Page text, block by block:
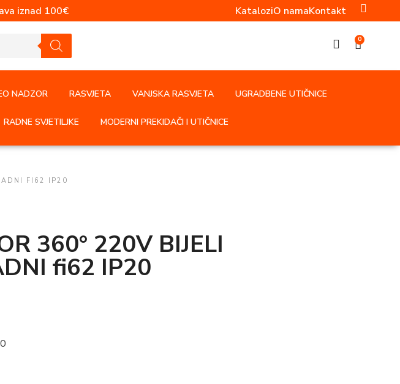
iznad 100€ KataloziO namaKontakt
0
NADZOR RASVJETA VANJSKA RASVJETA UGRADBENE UTIČNICE
RADNE SVJETILJKE MODERNI PREKIDAČI I UTIČNICE
FI62 IP20
360° 220V BIJELI
fi62 IP20